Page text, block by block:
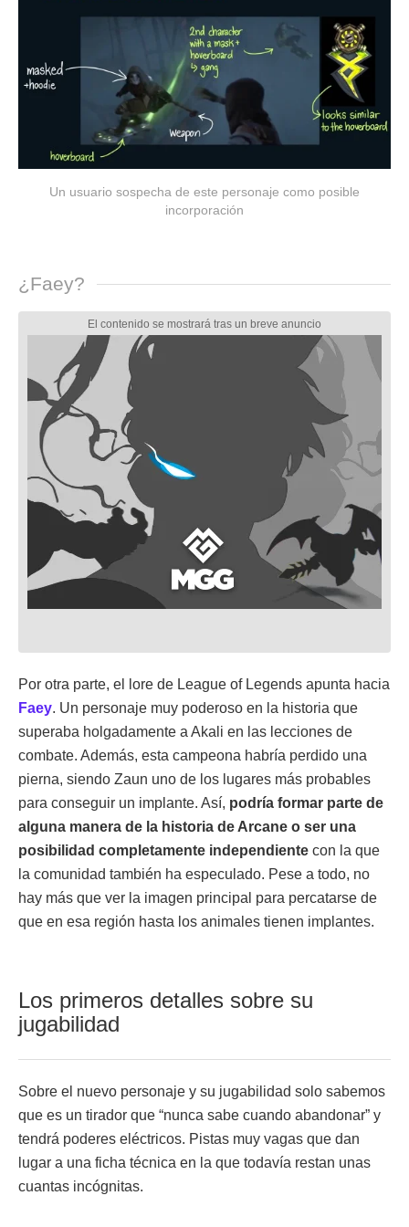
Un usuario sospecha de este personaje como posible
incorporación
¿Faey?
Por otra parte, el lore de League of Legends apunta hacia
Faey. Un personaje muy poderoso en la historia que
superaba holgadamente a Akali en las lecciones de
combate. Además, esta campeona habría perdido una
pierna, siendo Zaun uno de los lugares más probables
para conseguir un implante. Así, podría formar parte de
alguna manera de la historia de Arcane o ser una
posibilidad completamente independiente con la que
la comunidad también ha especulado. Pese a todo, no
hay más que ver la imagen principal para percatarse de
que en esa región hasta los animales tienen implantes.
Los primeros detalles sobre su
jugabilidad
Sobre el nuevo personaje y su jugabilidad solo sabemos
que es un tirador que “nunca sabe cuando abandonar” y
tendrá poderes eléctricos. Pistas muy vagas que dan
lugar a una ficha técnica en la que todavía restan unas
cuantas incógnitas.